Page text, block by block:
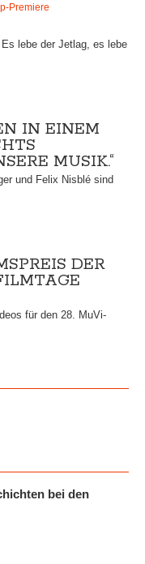
Premiere
lebe der Jetlag, es lebe
IN EINEM
MUSIK.“
und Felix Nisblé sind
DER
für den 28. MuVi-
bei den